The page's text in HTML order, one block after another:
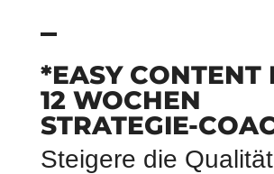
*EASY CONTENT
12 WOCHEN
STRATEGIE-
Steigere die